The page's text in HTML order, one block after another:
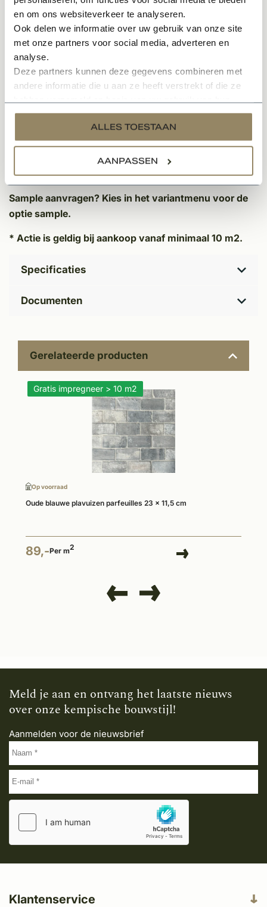
en om ons websiteverkeer te analyseren.
Ook delen we informatie over uw gebruik van onze site
met onze partners voor social media, adverteren en
analyse.
Deze partners kunnen deze gegevens combineren met
andere informatie die u aan ze heeft verstrekt of die ze
services.
ALLES TOESTAAN
AANPASSEN
van hardsteen en zijn makkelijk in het onderhoud.
Overige kenmerken:
Afkomstig uit België
Type Carriere, vierkant gezaagd
Gemaakt van Belgisch hardsteen
Vierkante vloertegels van 40 x 40cm
Dikte: 2cm dik
Doorleefde unieke uitstraling
Sample aanvragen? Kies in het variantmenu voor de
optie sample.
* Actie is geldig bij aankoop vanaf minimaal 10 m2.
Specificaties
Documenten
Gerelateerde producten
Gratis impregneer > 10 m2
Op voorraad
Oude blauwe plavuizen parfeuilles 23 x 11,5 cm
89,-Per m2
Meld je aan en ontvang het laatste nieuws
over onze kempische bouwstijl!
Aanmelden voor de nieuwsbrief
Klantenservice